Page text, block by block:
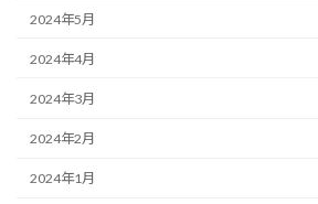
2024年5月
2024年4月
2024年3月
2024年2月
2024年1月